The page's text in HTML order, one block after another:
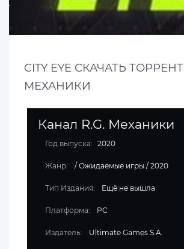
CITY EYE СКАЧАТЬ ТОРРЕНТ
МЕХАНИКИ
Канал R.G. Механики
Год выпуска: 2020
Жанр: /Ожидаемые игры /2020
Тип Издания: Ещё не вышла
Платформа: PC
Издатель: Ultimate Games S.A.